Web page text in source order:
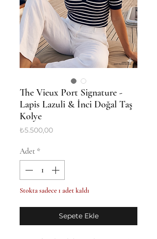
The Vieux Port Signature -
Lapis Lazuli & İnci Doğal Taş
Kolye
₺5.500,00Fiyat
Adet *
Stokta sadece 1 adet kaldı
Sepete Ekle